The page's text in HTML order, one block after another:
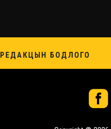
РЕДАКЦЫН БОДЛОГО